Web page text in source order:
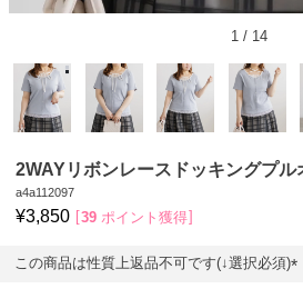
1/ 14
2WAYリボンレースドッキングプル
a4a112097
¥3,850 39 ポイント獲得
この商品は性質上返品不可です(↓選択必須)